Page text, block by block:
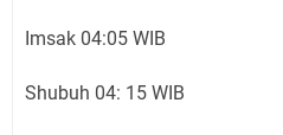
Imsak 04:05 WIB
Shubuh 04: 15 WIB